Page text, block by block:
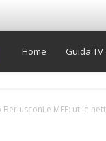
Super
Home Guida TV
Berlusconi e MFE: utile